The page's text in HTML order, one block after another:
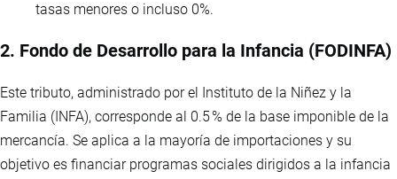
tasas menores o incluso 0%.
2. Fondo de Desarrollo para la Infancia (FODINFA)
Este tributo, administrado por el Instituto de la Niñez y la
Familia (INFA), corresponde al 0.5 % de la base imponible de la
mercancía. Se aplica a la mayoría de importaciones y su
objetivo es financiar programas sociales dirigidos a la infancia